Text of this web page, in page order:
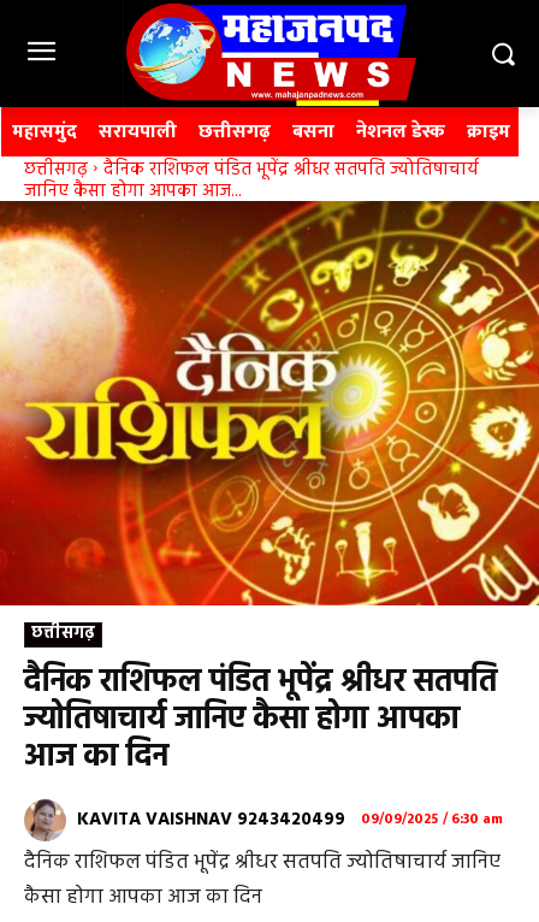
महासमुंद सरायपाली छत्तीसगढ़ बसना नेशनल डेस्क क्राइम
छत्तीसगढ़ दैनिक राशिफल पंडित भूपेंद्र श्रीधर सतपति ज्योतिषाचार्य
जानिए कैसा होगा आपका आज...
छत्तीसगढ़
दैनिक राशिफल पंडित भूपेंद्र श्रीधर सतपति
ज्योतिषाचार्य जानिए कैसा होगा आपका
आज का दिन
KAVITA VAISHNAV 9243420499 09/09/2025 / 6:30 am
दैनिक राशिफल पंडित भूपेंद्र श्रीधर सतपति ज्योतिषाचार्य जानिए
कैसा होगा आपका आज का दिन